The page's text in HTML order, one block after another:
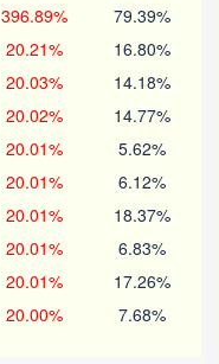
396.89% 79.39%
20.21% 16.80%
20.03% 14.18%
20.02% 14.77%
20.01% 5.62%
20.01% 6.12%
20.01% 18.37%
20.01% 6.83%
20.01% 17.26%
20.00% 7.68%